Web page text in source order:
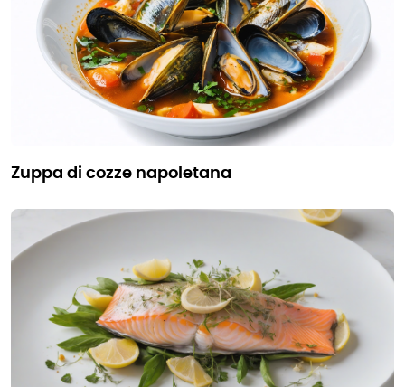
zuppa di cozze napoletana